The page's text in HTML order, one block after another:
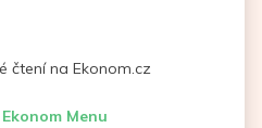
čtení na Ekonom.cz
Ekonom Menu